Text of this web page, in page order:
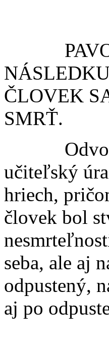
PAVOL
ČLOVEK
SMRŤ.
učiteľský
hriech,
človek bol
seba, ale aj
odpustený,
aj po